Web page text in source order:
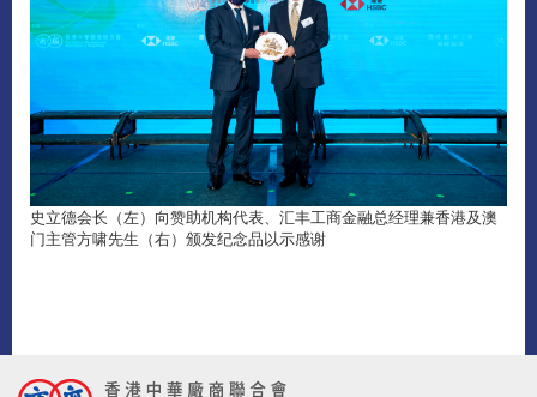
史立德会长（左）向赞助机构代表、汇丰工商金融总经理兼香港及澳
门主管方啸先生（右）颁发纪念品以示感谢